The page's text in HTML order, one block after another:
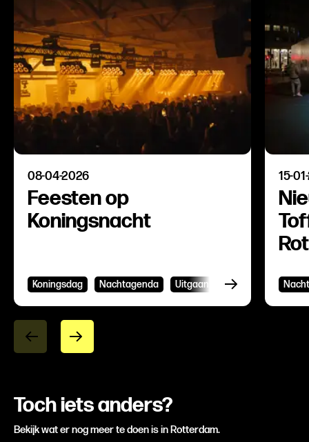
08-04-2026
Feesten op
Koningsnacht
Koningsdag Nachtagenda Uitgaan Dancefestival
15-
Toch iets anders?
Bekijk wat er nog meer te doen is in Rotterdam.